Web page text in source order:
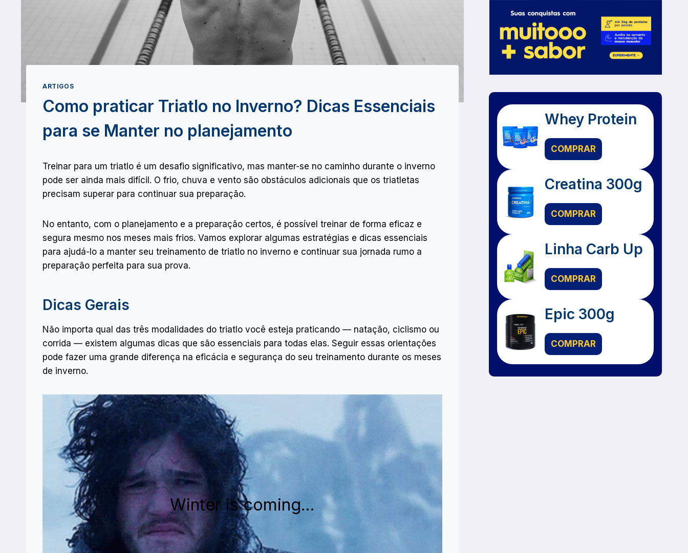
ARTIGOS
Como praticar Triatlo no Inverno? Dicas Essenciais
para se Manter no planejamento
Treinar para um triatlo é um desafio significativo, mas manter-se no caminho durante o inverno
pode ser ainda mais difícil. O frio, chuva e vento são obstáculos adicionais que os triatletas
precisam superar para continuar sua preparação.
No entanto, com o planejamento e a preparação certos, é possível treinar de forma eficaz e
segura mesmo nos meses mais frios. Vamos explorar algumas estratégias e dicas essenciais
para ajudá-lo a manter seu treinamento de triatlo no inverno e continuar sua jornada rumo a
preparação perfeita para sua prova.
Dicas Gerais
Não importa qual das três modalidades do triatlo você esteja praticando — natação, ciclismo ou
corrida — existem algumas dicas que são essenciais para todas elas. Seguir essas orientações
pode fazer uma grande diferença na eficácia e segurança do seu treinamento durante os meses
de inverno.
Winter is coming…
Whey Protein
COMPRAR
Creatina 300g
COMPRAR
Linha Carb Up
COMPRAR
Epic 300g
COMPRAR